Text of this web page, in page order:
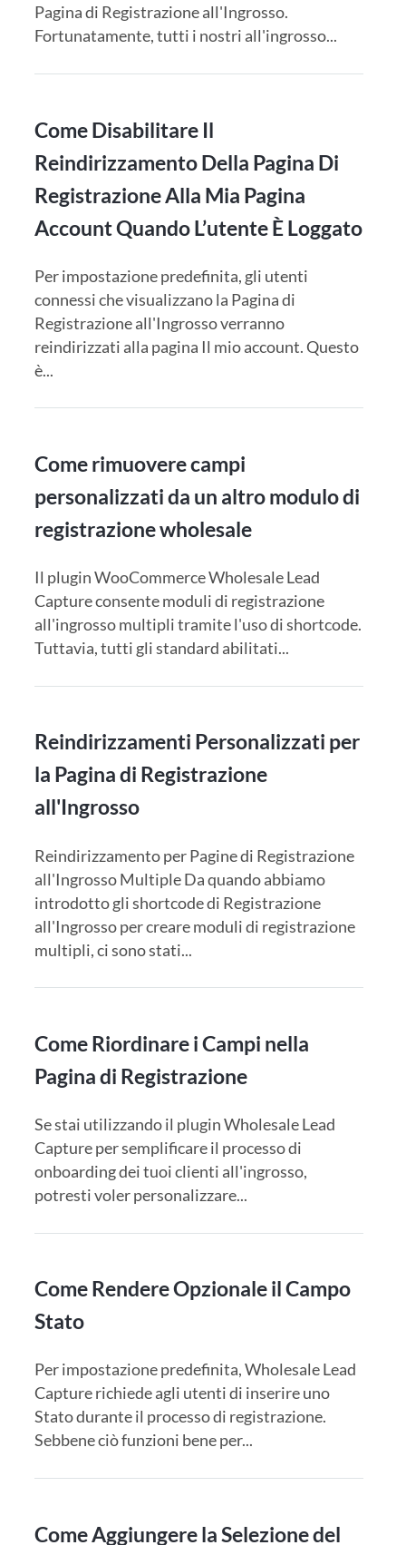
Pagina di Registrazione all'Ingrosso.
Fortunatamente, tutti i nostri all'ingrosso...
Come Disabilitare Il
Reindirizzamento Della Pagina Di
Registrazione Alla Mia Pagina
Account Quando L’utente È Loggato
Per impostazione predefinita, gli utenti
connessi che visualizzano la Pagina di
Registrazione all'Ingrosso verranno
reindirizzati alla pagina Il mio account. Questo
è...
Come rimuovere campi
personalizzati da un altro modulo di
registrazione wholesale
Il plugin WooCommerce Wholesale Lead
Capture consente moduli di registrazione
all'ingrosso multipli tramite l'uso di shortcode.
Tuttavia, tutti gli standard abilitati...
Reindirizzamenti Personalizzati per
la Pagina di Registrazione
all'Ingrosso
Reindirizzamento per Pagine di Registrazione
all'Ingrosso Multiple Da quando abbiamo
introdotto gli shortcode di Registrazione
all'Ingrosso per creare moduli di registrazione
multipli, ci sono stati...
Come Riordinare i Campi nella
Pagina di Registrazione
Se stai utilizzando il plugin Wholesale Lead
Capture per semplificare il processo di
onboarding dei tuoi clienti all'ingrosso,
potresti voler personalizzare...
Come Rendere Opzionale il Campo
Stato
Per impostazione predefinita, Wholesale Lead
Capture richiede agli utenti di inserire uno
Stato durante il processo di registrazione.
Sebbene ciò funzioni bene per...
Come Aggiungere la Selezione del